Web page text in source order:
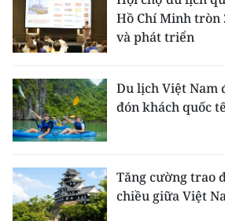
Hồ Chí Minh tròn
và phát triển
Du lịch Việt Nam
đón khách quốc
Tăng cường trao
chiều giữa Việt